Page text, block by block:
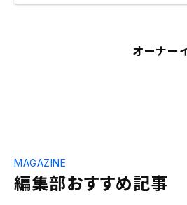
オーナー
編集部おすすめ記事
MAGAZINE